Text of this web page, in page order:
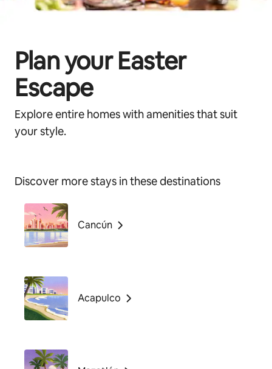
Plan your Easter
Escape
Explore entire homes with amenities that suit
your style.
Discover more stays in these destinations
Cancún
Acapulco